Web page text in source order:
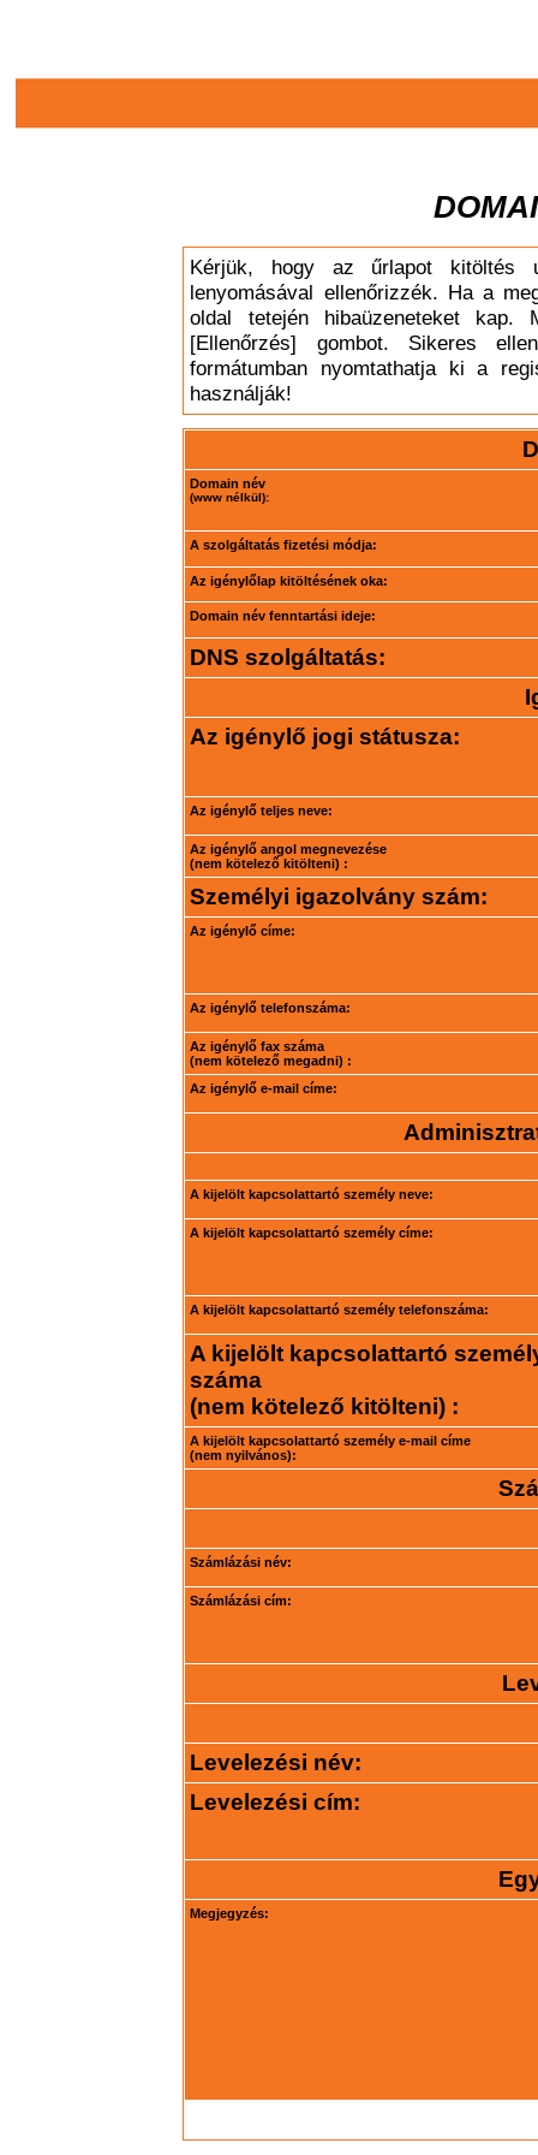
Kérjük, hogy az űrlapot kitöltés
lenyomásával ellenőrizzék. Ha a
oldal tetején hibaüzeneteket
[Ellenőrzés] gombot. Sikeres
formátumban nyomtathatja ki a
használják!
Domain név
(www nélkül):
A szolgáltatás fizetési módja:
Az igénylőlap kitöltésének oka:
Domain név fenntartási ideje:
DNS szolgáltatás:
Az igénylő jogi státusza:
Az igénylő teljes neve:
Az igénylő angol megnevezése
(nem kötelező kitölteni) :
Személyi igazolvány szám:
Az igénylő címe:
Az igénylő telefonszáma:
Az igénylő fax száma
(nem kötelező megadni) :
Az igénylő e-mail címe:
A kijelölt kapcsolattartó személy neve:
A kijelölt kapcsolattartó személy címe:
A kijelölt kapcsolattartó személy telefonszáma:
A kijelölt kapcsolattartó
száma
(nem kötelező kitölteni) :
A kijelölt kapcsolattartó személy e-mail címe
(nem nyilvános):
Számlázási név:
Számlázási cím:
Levelezési név:
Levelezési cím:
Megjegyzés: